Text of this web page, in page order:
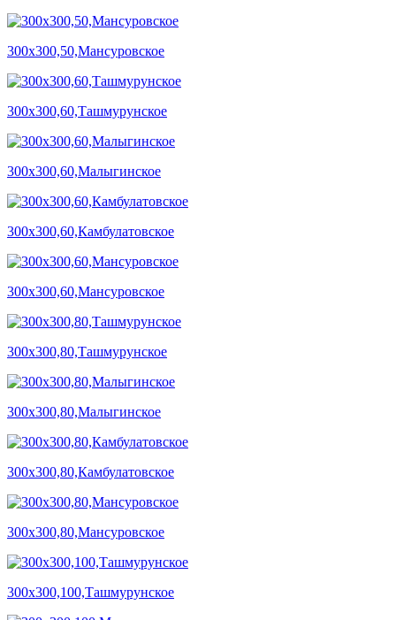
300х300,50,Мансуровское
300х300,60,Ташмурунское
300х300,60,Малыгинское
300х300,60,Камбулатовское
300х300,60,Мансуровское
300х300,80,Ташмурунское
300х300,80,Малыгинское
300х300,80,Камбулатовское
300х300,80,Мансуровское
300х300,100,Ташмурунское